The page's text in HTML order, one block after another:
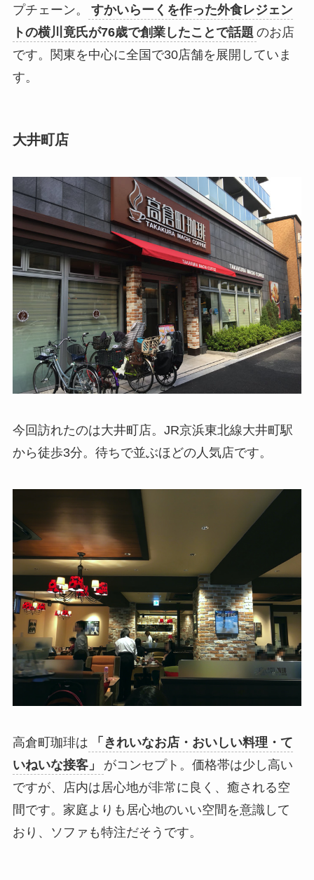
プチェーン。
すかいらーくを作った外食レジェン
トの横川竟氏が76歳で創業したことで話題 のお店
です。関東を中心に全国で30店舗を展開していま
す。
大井町店
今回訪れたのは大井町店。JR京浜東北線大井町駅
から徒歩3分。待ちで並ぶほどの人気店です。
高倉町珈琲は
「きれいなお店・おいしい料理・て
いねいな接客」
がコンセプト。価格帯は少し高い
ですが、店内は居心地が非常に良く、癒される空
間です。家庭よりも居心地のいい空間を意識して
おり、ソファも特注だそうです。